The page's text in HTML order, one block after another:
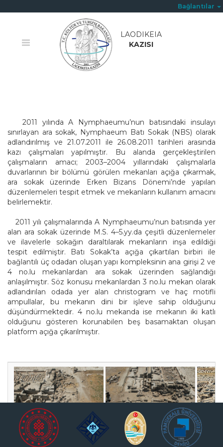
Bağlantılar
LAODIKEIA
KAZISI
2011 yılında A Nymphaeumu’nun batısındaki insulayı
sınırlayan ara sokak, Nymphaeum Batı Sokak (NBS) olarak
adlandırılmış ve 21.07.2011 ile 26.08.2011 tarihleri arasında
kazı çalışmaları yapılmıştır. Bu alanda gerçekleştirilen
çalışmaların amacı; 2003–2004 yıllarındaki çalışmalarla
duvarlarının bir bölümü görülen mekanları açığa çıkarmak,
ara sokak üzerinde Erken Bizans Dönemi’nde yapılan
düzenlemeleri tespit etmek ve mekanların kullanım amacını
belirlemektir.
2011 yılı çalışmalarında A Nymphaeumu’nun batısında yer
alan ara sokak üzerinde M.S. 4–5.yy.da çeşitli düzenlemeler
ve ilavelerle sokağın daraltılarak mekanların inşa edildiği
tespit edilmiştir. Batı Sokak’ta açığa çıkartılan birbiri ile
bağlantılı üç odadan oluşan yapı kompleksinin ana girişi 2 ve
4 no.lu mekanlardan ara sokak üzerinden sağlandığı
anlaşılmıştır. Söz konusu mekanlardan 3 no.lu mekan olarak
adlandırılan odada yer alan christogram ve haç motifli
ampullalar, bu mekanın dini bir işleve sahip olduğunu
düşündürmektedir. 4 no.lu mekanda ise mekanın iki katlı
olduğunu gösteren korunabilen beş basamaktan oluşan
platform açığa çıkarılmıştır.